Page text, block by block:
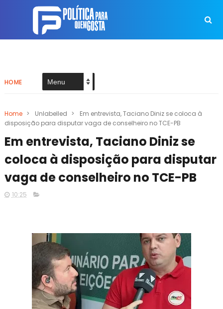
HOME
Home > Unlabelled >
Em entrevista, Taciano Diniz se coloca à
disposição para disputar vaga de conselheiro no TCE-PB
Em entrevista, Taciano Diniz se
coloca à disposição para disputar
vaga de conselheiro no TCE-PB
10:25